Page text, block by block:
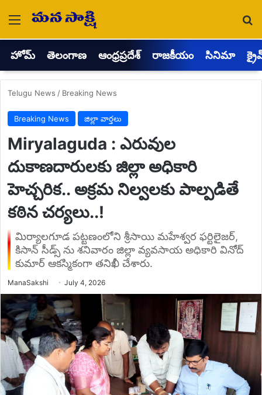
Menu
హోమ్ తెలంగాణ ఆంధ్రప్రదేశ్ రాజకీయం సినిమా
Telugu News / Breaking News
Breaking News జిల్లా వార్తలు
Miryalaguda : ఎరువుల
దుకాణదారులకు జిల్లా అధికారి
హెచ్చరిక.. అక్రమ నిల్వలకు పాల్పడితే
కఠిన చర్యలు..!
మిర్యాలగూడ పట్టణంలోని శ్రీసాయి మహేశ్వర ఫర్టిలైజర్,
కిసాన్ సీడ్స్ ను శనివారం జిల్లా వ్యవసాయ అధికారి వినోద్
కుమార్ ఆకస్మికంగా తనిఖీ చేశారు.
ManaSakshi Send
email
July 4, 2026